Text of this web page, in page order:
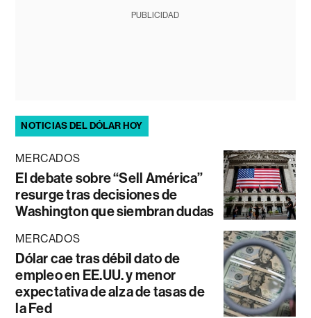
PUBLICIDAD
NOTICIAS DEL DÓLAR HOY
MERCADOS
El debate sobre “Sell América”
resurge tras decisiones de
Washington que siembran dudas
MERCADOS
Dólar cae tras débil dato de
empleo en EE.UU. y menor
expectativa de alza de tasas de
la Fed